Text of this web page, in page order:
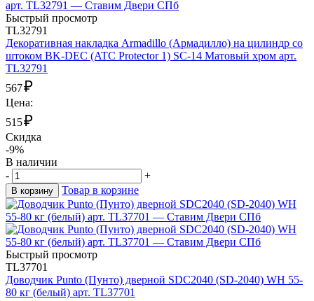
Быстрый просмотр
TL32791
Декоративная накладка Armadillo (Армадилло) на цилиндр со
штоком BK-DEC (ATC Protector 1) SC-14 Матовый хром арт.
TL32791
567₽
Цена:
515₽
Скидка
-9%
В наличии
-
+
В корзину Товар в корзине
Быстрый просмотр
TL37701
Доводчик Punto (Пунто) дверной SDC2040 (SD-2040) WH 55-
80 кг (белый) арт. TL37701